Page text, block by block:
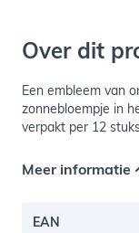
Over dit
Een embleem van
zonnebloempje in
verpakt per 12
Meer informatie
EAN